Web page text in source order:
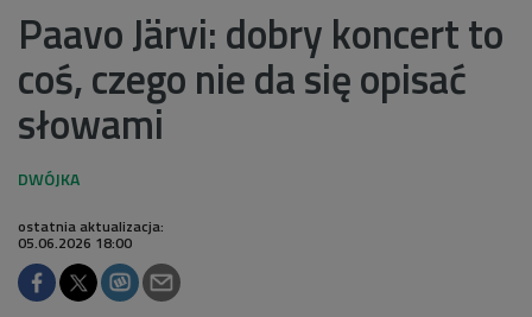
Paavo Järvi: dobry koncert to
coś, czego nie da się opisać
słowami
ostatnia aktualizacja:
05.06.2026 18:00